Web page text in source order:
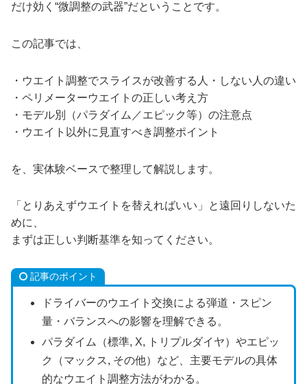
だけ効く“微調整の武器”だということです。
この記事では、
・ウエイト調整でスライスが改善する人・しない人の違い
・ペリメーターウエイトの正しい考え方
・モデル別（パラダイム／エピック等）の注意点
・ウエイト以外に見直すべき調整ポイント
を、実体験ベースで整理して解説します。
「とりあえずウエイトを替えればいい」と遠回りしないた
めに、
まずは正しい判断基準を知ってください。
記事のポイント
ドライバーのウエイト交換による弾道・スピン
量・バランスへの影響を理解できる。
パラダイム（標準, X, トリプルダイヤ）やエピッ
ク（マックス, その他）など、主要モデルの具体
的なウエイト調整方法がわかる。